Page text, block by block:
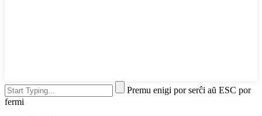
Premu enigi por serĉi aŭ ESC por
fermi